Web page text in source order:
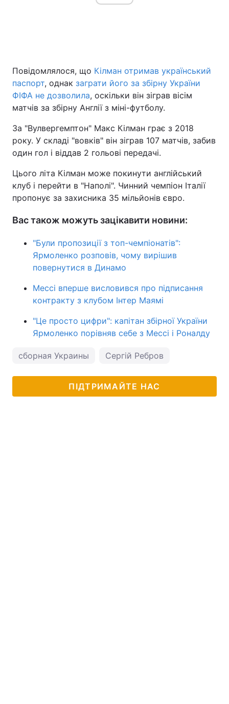
Повідомлялося, що Кілман отримав український
паспорт, однак заграти його за збірну України
ФІФА не дозволила, оскільки він зіграв вісім
матчів за збірну Англії з міні-футболу.
За "Вулвергемптон" Макс Кілман грає з 2018
року. У складі "вовків" він зіграв 107 матчів, забив
один гол і віддав 2 гольові передачі.
Цього літа Кілман може покинути англійський
клуб і перейти в "Наполі". Чинний чемпіон Італії
пропонує за захисника 35 мільйонів євро.
Вас також можуть зацікавити новини:
"Були пропозиції з топ-чемпіонатів":
Ярмоленко розповів, чому вирішив
повернутися в Динамо
Мессі вперше висловився про підписання
контракту з клубом Інтер Маямі
"Це просто цифри": капітан збірної України
Ярмоленко порівняв себе з Мессі і Роналду
сборная Украины Сергій Ребров
ПІДТРИМАЙТЕ НАС